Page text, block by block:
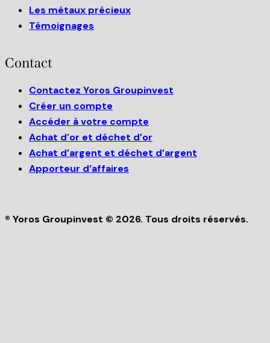
Les métaux précieux
Témoignages
Contact
Contactez Yoros Groupinvest
Créer un compte
Accéder à votre compte
Achat d’or et déchet d’or
Achat d’argent et déchet d’argent
Apporteur d’affaires
® Yoros Groupinvest © 2026. Tous droits réservés.